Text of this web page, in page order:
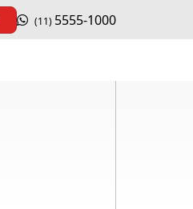
(11) 5555-1000